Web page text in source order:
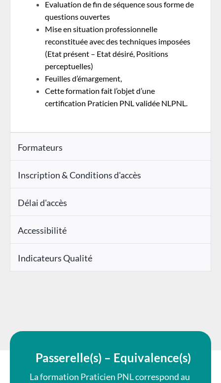
Evaluation de fin de séquence sous forme de
questions ouvertes
Mise en situation professionnelle
reconstituée avec des techniques imposées
(Etat présent – Etat désiré, Positions
perceptuelles)
Feuilles d’émargement,
Cette formation fait l’objet d’une
certification Praticien PNL validée NLPNL.
Formateurs
Inscription & Conditions d'accès
Délai d'accès
Accessibilité
Indicateurs Qualité
Passerelle(s) – Equivalence(s)
La formation Praticien PNL correspond au